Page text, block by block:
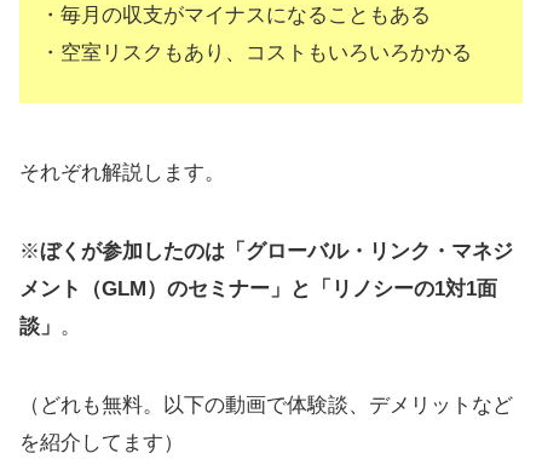
・毎月の収支がマイナスになることもある
・空室リスクもあり、コストもいろいろかかる
それぞれ解説します。
※ぼくが参加したのは「グローバル・リンク・マネジ
メント（GLM）のセミナー」と「リノシーの1対1面
談」 。
（どれも無料。以下の動画で体験談、デメリットなど
を紹介してます）